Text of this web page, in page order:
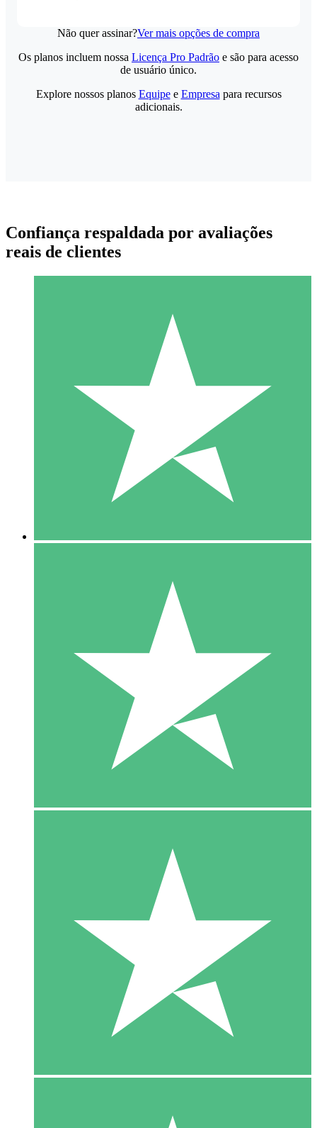
Não quer assinar?Ver mais opções de compra
Pacotes de Créditos Individuais
Pague conforme o uso com créditos de download. Sem
1000
10 Downloads
20 00
Os planos incluem nossa Licença Pro Padrão e são para acesso
de usuário único.
Explore nossos planos Equipee Empresa para recursos
adicionais.
Confiança respaldada por avaliações
reais de clientes